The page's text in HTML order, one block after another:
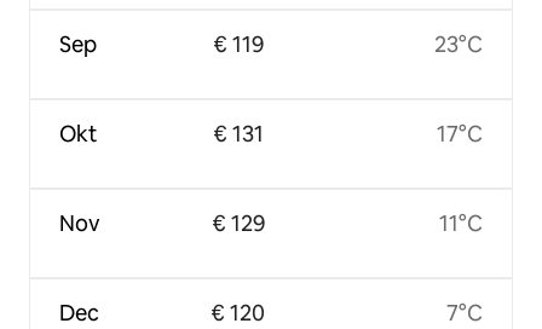
Sep
Okt
Nov
Dec
€ 119
€ 131
€ 129
€ 120
23°C
17°C
11°C
7°C